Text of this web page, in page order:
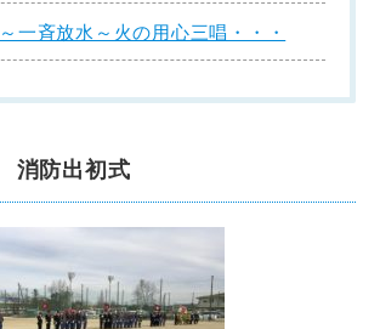
一斉放水～火の用心三唱・・・
消防出初式